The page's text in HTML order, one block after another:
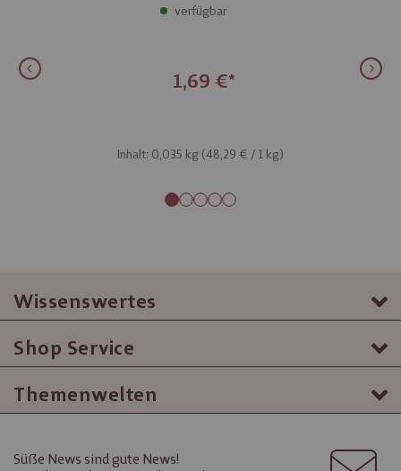
verfügbar
1,69 €
Inhalt: 0,035 kg (48,29 € / 1 kg)
Wissenswertes
Shop Service
Themenwelten
Süße News sind gute News!